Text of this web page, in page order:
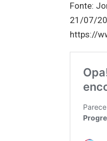
Fonte:
21/07/
https://